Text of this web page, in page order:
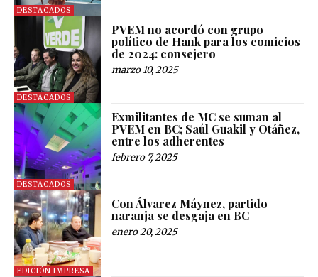
DESTACADOS
DESTACADOS
PVEM no acordó con grupo
político de Hank para los comicios
de 2024: consejero
marzo 10, 2025
DESTACADOS
Exmilitantes de MC se suman al
PVEM en BC; Saúl Guakil y Otáñez,
entre los adherentes
febrero 7, 2025
EDICIÓN IMPRESA
Con Álvarez Máynez, partido
naranja se desgaja en BC
enero 20, 2025